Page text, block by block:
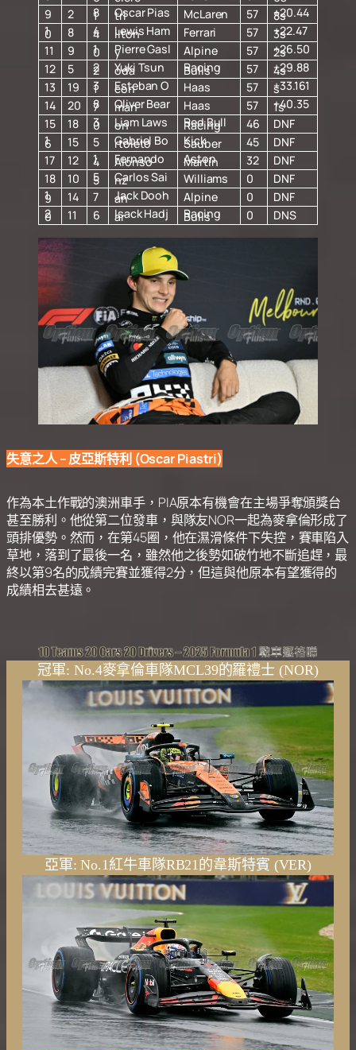
9
2 8
1 Oscar Pias
tri McLaren 57 +20.44
8s
1
0 8 4
4 Lewis Ham
ilton Ferrari 57 +22.47
3s
11
9 1
0 Pierre Gasl
y Alpine 57 +26.50
2s
12
5 2
2 Yuki Tsun
oda Racing
Bulls 57 +29.88
4s
13
19 3
1 Esteban O
con Haas 57 +33.161
s
14
20 8
7 Oliver Bear
man Haas 57 +40.35
1s
15
18 3
0 Liam Laws
on Red Bull
Racing 46
DNF
1
6 15 5 Gabriel Bo
rtoleto Kick
Sauber 45
DNF
17
12 1
4 Fernando
Alonso Aston
Martin 32
DNF
18
10 5
5 Carlos Sai
nz Williams 0
DNF
1
9 14 7 Jack Dooh
an Alpine 0
DNF
2
0 11 6 Isack Hadj
ar Racing
Bulls 0 DNS
失意之人 – 皮亞斯特利 (Oscar Piastri)
作為本土作戰的澳洲車手，PIA原本有機會在主場爭奪頒獎台
甚至勝利。他從第二位發車，與隊友NOR一起為麥拿倫形成了
頭排優勢。然而，在第45圈，他在濕滑條件下失控，賽車陷入
草地，落到了最後一名，雖然他之後勢如破竹地不斷追趕，最
終以第9名的成績完賽並獲得2分，但這與他原本有望獲得的
成績相去甚遠。
冠軍: No.4麥拿倫車隊MCL39的羅禮士 (NOR)
亞軍: No.1紅牛車隊RB21的韋斯特賓 (VER)